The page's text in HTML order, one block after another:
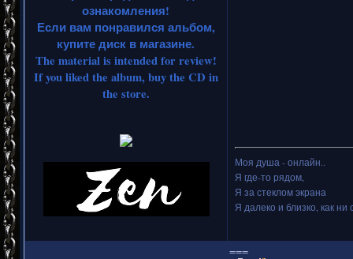
ознакомления!
Если вам понравился альбом,
купите диск в магазине.
The material is intended for review!
If you liked the album, buy the CD in
the store.
Моя душа - онлайн..
Я где-то рядом,
Я за стеклом экрана
Я далеко и близко, как ни
===